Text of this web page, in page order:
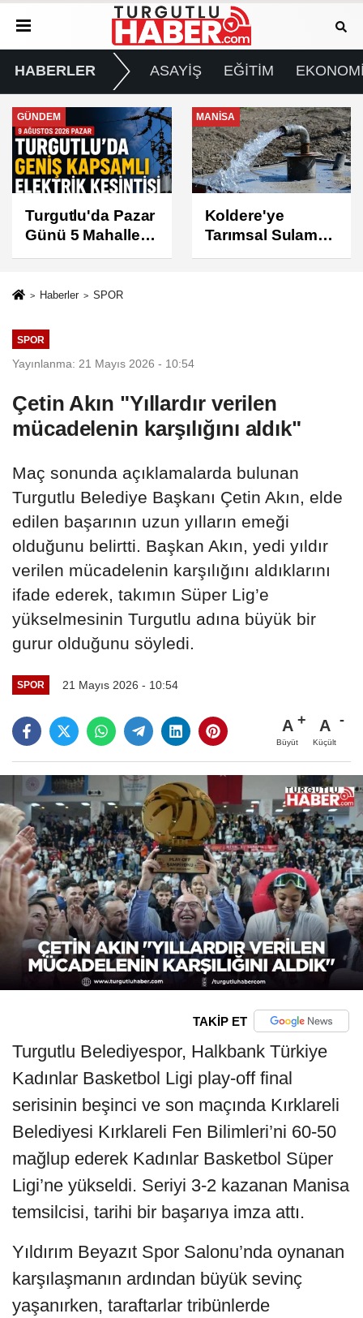
HABERLER ASAYİŞ EĞİTİM
MANİSA
Koldere'ye
Tarımsal Sulama
Desteği
GÜNDEM
Manisa'da 1.200
Kınalı Keklik
Doğaya Salındı
Haberler SPOR
SPOR
Yayınlanma: 21 Mayıs 2026 - 10:54
Çetin Akın "Yıllardır verilen
mücadelenin karşılığını aldık"
Maç sonunda açıklamalarda bulunan
Turgutlu Belediye Başkanı Çetin Akın, elde
edilen başarının uzun yılların emeği
olduğunu belirtti. Başkan Akın, yedi yıldır
verilen mücadelenin karşılığını aldıklarını
ifade ederek, takımın Süper Lig’e
yükselmesinin Turgutlu adına büyük bir
gurur olduğunu söyledi.
SPOR 21 Mayıs 2026 - 10:54
A
Büyüt
A
Küçült
TAKİP ET
Turgutlu Belediyespor, Halkbank Türkiye
Kadınlar Basketbol Ligi play-off final
serisinin beşinci ve son maçında Kırklareli
Belediyesi Kırklareli Fen Bilimleri’ni 60-50
mağlup ederek Kadınlar Basketbol Süper
Ligi’ne yükseldi. Seriyi 3-2 kazanan Manisa
temsilcisi, tarihi bir başarıya imza attı.
Yıldırım Beyazıt Spor Salonu’nda oynanan
karşılaşmanın ardından büyük sevinç
yaşanırken, taraftarlar tribünlerde